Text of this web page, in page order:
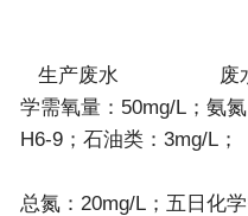
生产废水 废
学需氧量：50mg/L；氨
H6-9；石油类：3mg/L；
总氮：20mg/L；五日化